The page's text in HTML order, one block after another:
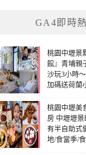
GA4即時
桃園中壢景
館』青埔親
沙玩3小時
加碼送荷蘭
桃園中壢美
房 中壢壢
有半自助式
地/食當季/